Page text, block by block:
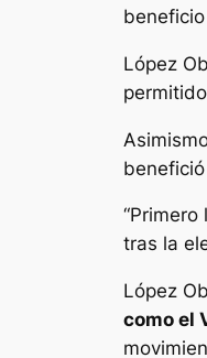
López
tras la
López
como el